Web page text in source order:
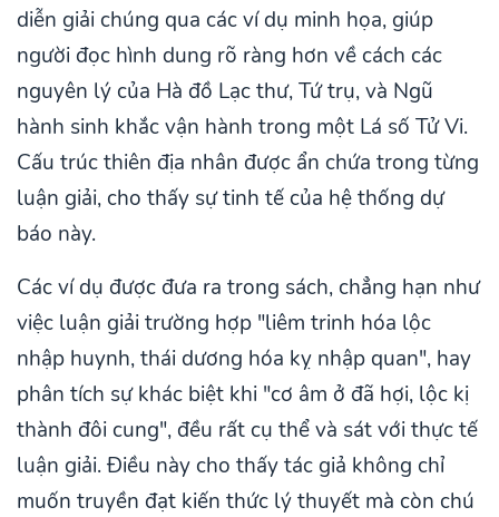
diễn giải chúng qua các ví dụ minh họa, giúp
người đọc hình dung rõ ràng hơn về cách các
nguyên lý của Hà đồ Lạc thư, Tứ trụ, và Ngũ
hành sinh khắc vận hành trong một Lá số Tử Vi.
Cấu trúc thiên địa nhân được ẩn chứa trong từng
luận giải, cho thấy sự tinh tế của hệ thống dự
báo này.
Các ví dụ được đưa ra trong sách, chẳng hạn như
việc luận giải trường hợp "liêm trinh hóa lộc
nhập huynh, thái dương hóa kỵ nhập quan", hay
phân tích sự khác biệt khi "cơ âm ở đã hợi, lộc kị
thành đôi cung", đều rất cụ thể và sát với thực tế
luận giải. Điều này cho thấy tác giả không chỉ
muốn truyền đạt kiến thức lý thuyết mà còn chú